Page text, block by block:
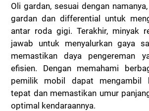
Oli gardan, sesuai dengan
gardan dan differential untuk
antar roda gigi. Terakhir, minyak
jawab untuk menyalurkan gaya
memastikan daya pengereman
efisien. Dengan memahami
pemilik mobil dapat mengambil
tepat dan memastikan umur
optimal kendaraannya.